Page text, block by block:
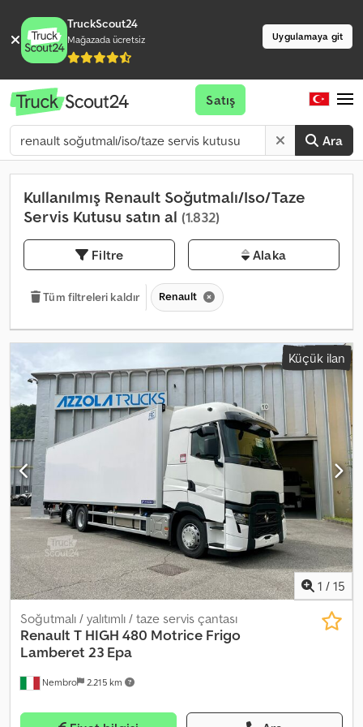
TruckScout24
Mağazada ücretsiz Uygulamaya git
Ara
Satış
Kullanılmış Renault Soğutmalı/Iso/Taze
Servis Kutusu satın al (1.832)
Filtre Alaka
Tüm filtreleri kaldır Renault
Küçük ilan
1 / 15
Nembro 2.215 km
Soğutmalı / yalıtımlı / taze servis çantası
Renault T HIGH 480 Motrice Frigo
Lamberet 23 Epa